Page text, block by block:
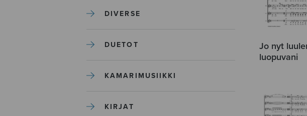
DIVERSE
DUETOT
KAMARIMUSIIKKI
KIRJAT
Jo nyt
luopuvani